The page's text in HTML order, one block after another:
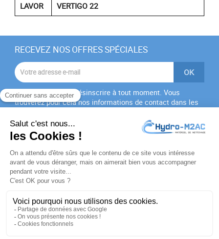
LAVOR
VERTIGO 22
RECEVEZ NOS OFFRES SPÉCIALES
Vous pouvez vous désinscrire à tout moment. Vous
trouverez pour cela nos informations de contact dans les
J'accepte lesconditions générales
politique de
confidentialité
PRODUITS
NOTRE SOCIÉTÉ
VOTRE COMPTE